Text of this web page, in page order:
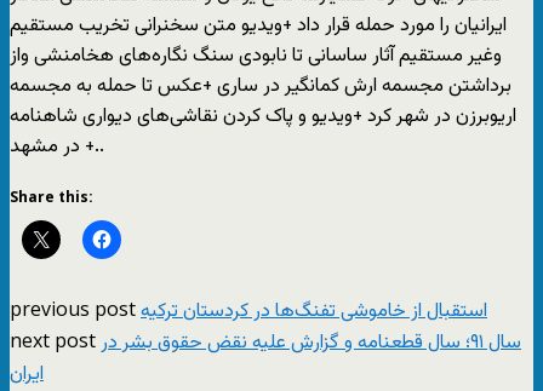
ایرانیان را مورد حمله قرار داد +ویدیو متن سخنرانی تخریب مستقیم
وغیر مستقیم آثار ساسانی تا نابودی سنگ نگاره‌های هخامنشی واز
برداشتن مجسمه ارش کمانگیر در ساری +عکس تا حمله به مجسمه
اریوبرزن در شهر کرد +ویدیو و پاک کردن نقاشی‌های دیواری شاهنامه
در مشهد +..
Share this:
previous postاستقبال از خاموشی تفنگ‌ها در کردستان ترکیه
next post سال ۹۱؛ سال قطعنامه و گزارش علیه نقض حقوق بشر در
ایران